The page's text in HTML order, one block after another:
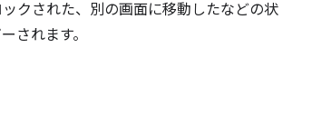
クされた、別の画面に移動したなどの状
されます。